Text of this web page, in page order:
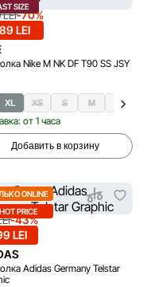
SIZE
LEI-70%
LEI
Nike M NK DF T90 SS JSY
XL XS S M L
от 1 часа
Добавить в корзину
ONLINE
HOT PRICE
-43%
LEI
Adidas Germany Telstar